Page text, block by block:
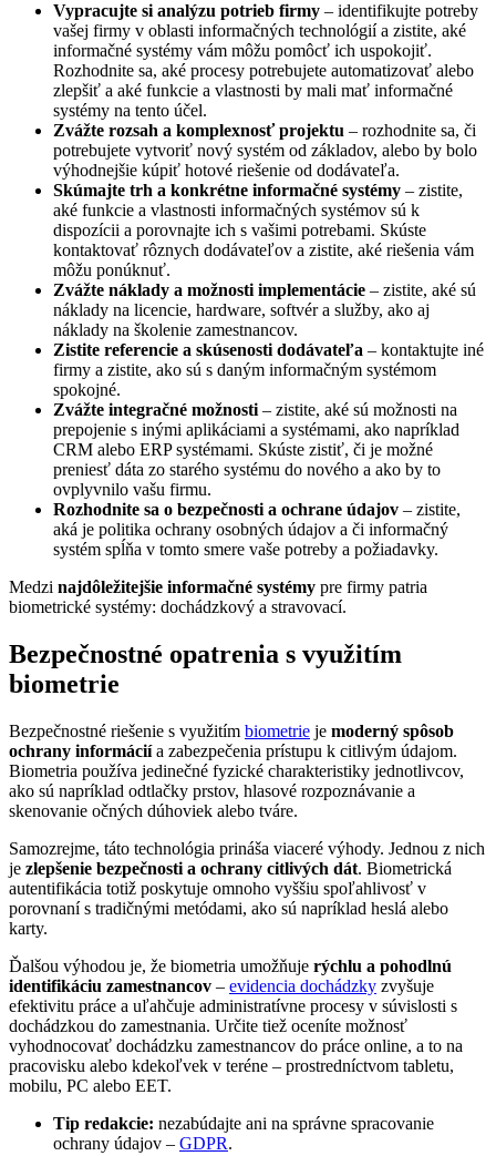
Vypracujte si analýzu potrieb firmy – identifikujte potreby
vašej firmy v oblasti informačných technológií a zistite, aké
informačné systémy vám môžu pomôcť ich uspokojiť.
Rozhodnite sa, aké procesy potrebujete automatizovať alebo
zlepšiť a aké funkcie a vlastnosti by mali mať informačné
systémy na tento účel.
Zvážte rozsah a komplexnosť projektu – rozhodnite sa, či
potrebujete vytvoriť nový systém od základov, alebo by bolo
výhodnejšie kúpiť hotové riešenie od dodávateľa.
Skúmajte trh a konkrétne informačné systémy – zistite,
aké funkcie a vlastnosti informačných systémov sú k
dispozícii a porovnajte ich s vašimi potrebami. Skúste
kontaktovať rôznych dodávateľov a zistite, aké riešenia vám
môžu ponúknuť.
Zvážte náklady a možnosti implementácie – zistite, aké sú
náklady na licencie, hardware, softvér a služby, ako aj
náklady na školenie zamestnancov.
Zistite referencie a skúsenosti dodávateľa – kontaktujte iné
firmy a zistite, ako sú s daným informačným systémom
spokojné.
Zvážte integračné možnosti – zistite, aké sú možnosti na
prepojenie s inými aplikáciami a systémami, ako napríklad
CRM alebo ERP systémami. Skúste zistiť, či je možné
preniesť dáta zo starého systému do nového a ako by to
ovplyvnilo vašu firmu.
Rozhodnite sa o bezpečnosti a ochrane údajov – zistite,
aká je politika ochrany osobných údajov a či informačný
systém spĺňa v tomto smere vaše potreby a požiadavky.
Medzi najdôležitejšie informačné systémy pre firmy patria
biometrické systémy: dochádzkový a stravovací.
Bezpečnostné opatrenia s využitím
biometrie
Bezpečnostné riešenie s využitím biometrie je moderný spôsob
ochrany informáciía zabezpečenia prístupu k citlivým údajom.
Biometria používa jedinečné fyzické charakteristiky jednotlivcov,
ako sú napríklad odtlačky prstov, hlasové rozpoznávanie a
skenovanie očných dúhoviek alebo tváre.
Samozrejme, táto technológia prináša viaceré výhody. Jednou z nich
je zlepšenie bezpečnosti a ochrany citlivých dát. Biometrická
autentifikácia totiž poskytuje omnoho vyššiu spoľahlivosť v
porovnaní s tradičnými metódami, ako sú napríklad heslá alebo
karty.
Ďalšou výhodou je, že biometria umožňuje rýchlu a pohodlnú
identifikáciu zamestnancov – evidencia dochádzky zvyšuje
efektivitu práce a uľahčuje administratívne procesy v súvislosti s
dochádzkou do zamestnania. Určite tiež oceníte možnosť
vyhodnocovať dochádzku zamestnancov do práce online, a to na
pracovisku alebo kdekoľvek v teréne – prostredníctvom tabletu,
mobilu, PC alebo EET.
Tip redakcie: nezabúdajte ani na správne spracovanie
ochrany údajov – GDPR.